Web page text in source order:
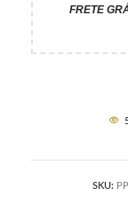
FRETE
SKU: